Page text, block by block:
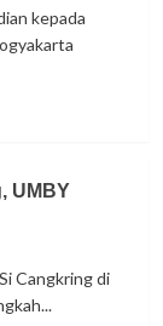
kepada
UMBY
Cangkring di